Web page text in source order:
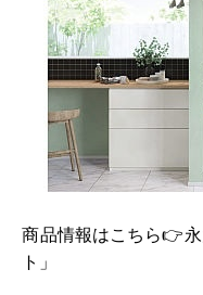
商品情報はこちら👉
ト」